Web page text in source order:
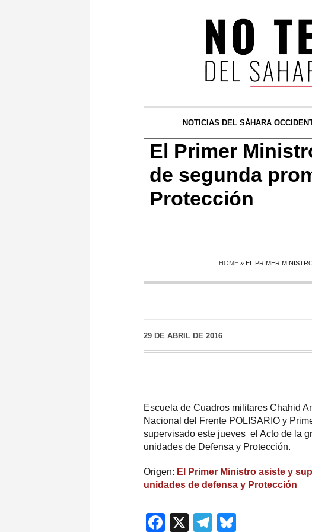
NOTICIAS DEL SÁHARA
El Primer
de segunda
Protección
HOME » EL PRIMER
29 DE ABRIL DE 2016
Escuela de Cuadros militares Chahid
Nacional del Frente POLISARIO y
supervisado este jueves el Acto de la
unidades de Defensa y Protección.
Origen: El Primer Ministro asiste y
unidades de defensa y Protección
Facebook
X Telegram